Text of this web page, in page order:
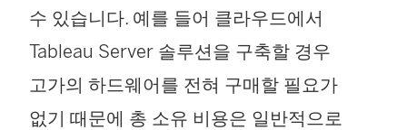
수 있습니다. 예를 들어 클라우드에서
Tableau Server 솔루션을 구축할 경우
고가의 하드웨어를 전혀 구매할 필요가
없기 때문에 총 소유 비용은 일반적으로